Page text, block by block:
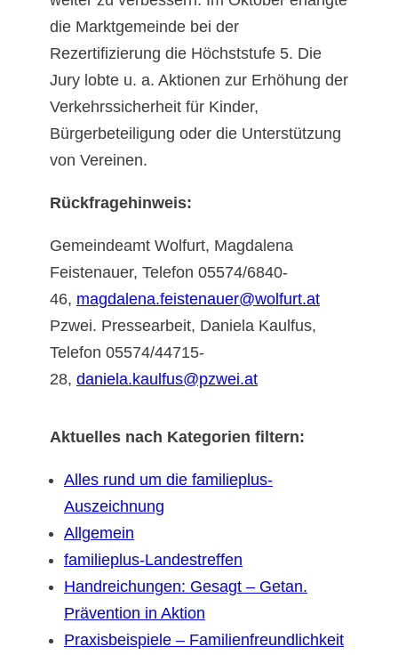
die Marktgemeinde bei der
Rezertifizierung die Höchststufe 5. Die
Jury lobte u. a. Aktionen zur Erhöhung der
Verkehrssicherheit für Kinder,
Bürgerbeteiligung oder die Unterstützung
von Vereinen.
Rückfragehinweis:
Gemeindeamt Wolfurt, Magdalena
Feistenauer, Telefon 05574/6840-
46, magdalena.feistenauer@wolfurt.at
Pzwei. Pressearbeit, Daniela Kaulfus,
Telefon 05574/44715-
28, daniela.kaulfus@pzwei.at
Aktuelles nach Kategorien filtern:
Alles rund um die familieplus-
Auszeichnung
Allgemein
familieplus-Landestreffen
Handreichungen: Gesagt – Getan.
Prävention in Aktion
Praxisbeispiele – Familienfreundlichkeit